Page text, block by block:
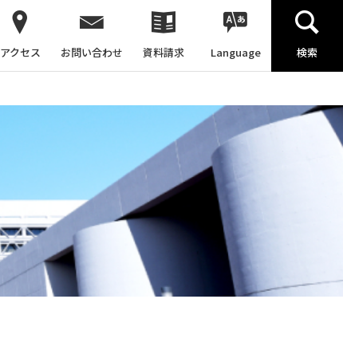
アクセス お問い合わせ 資料請求 Language 検索